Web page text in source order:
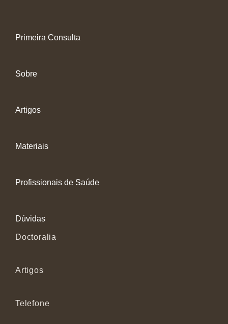
Primeira Consulta
Sobre
Artigos
Materiais
Profissionais de Saúde
Dúvidas
Doctoralia
Artigos
Telefone